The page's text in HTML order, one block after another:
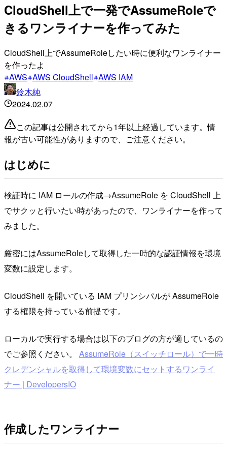
CloudShell上で一発でAssumeRoleで
きるワンライナーを作ってみた
CloudShell上でAssumeRoleしたい時に便利なワンライナー
を作ったよ
AWS AWS CloudShell AWS IAM
鈴木純
2024.02.07
この記事は公開されてから1年以上経過しています。情
報が古い可能性がありますので、ご注意ください。
はじめに
検証時に IAM ロールの作成→AssumeRole を CloudShell 上
でサクッと行いたい時があったので、ワンライナーを作って
みました。
厳密にはAssumeRoleして取得した一時的な認証情報を環境
変数に設定します。
CloudShell を開いている IAM プリンシパルが AssumeRole
する権限を持っている前提です。
ローカルで実行する場合は以下のブログの方が適しているの
でご参照ください。 AssumeRole（スイッチロール）で一時
クレデンシャルを取得して環境変数にセットするワンライ
ナー | DevelopersIO
作成したワンライナー